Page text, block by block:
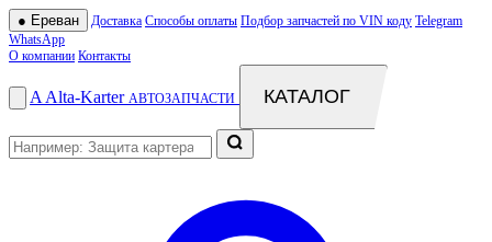
● Ереван Доставка Способы оплаты Подбор запчастей по VIN коду Telegram
WhatsApp
О компании Контакты
A Alta-Karter АВТОЗАПЧАСТИ КАТАЛОГ